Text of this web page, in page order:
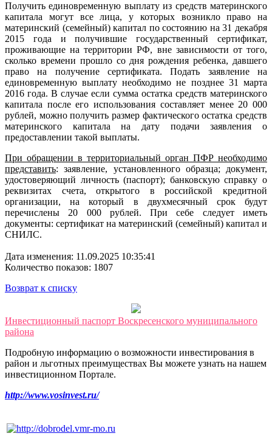
Получить единовременную выплату из средств материнского
капитала могут все лица, у которых возникло право на
материнский (семейный) капитал по состоянию на 31 декабря
2015 года и получившие государственный сертификат,
проживающие на территории РФ, вне зависимости от того,
сколько времени прошло со дня рождения ребенка, давшего
право на получение сертификата. Подать заявление на
единовременную выплату необходимо не позднее 31 марта
2016 года. В случае если сумма остатка средств материнского
капитала после его использования составляет менее 20 000
рублей, можно получить размер фактического остатка средств
материнского капитала на дату подачи заявления о
предоставлении такой выплаты.
При обращении в территориальный орган ПФР необходимо
представить: заявление, установленного образца; документ,
удостоверяющий личность (паспорт); банковскую справку о
реквизитах счета, открытого в российской кредитной
организации, на который в двухмесячный срок будут
перечислены 20 000 рублей. При себе следует иметь
документы: сертификат на материнский (семейный) капитал и
СНИЛС.
Дата изменения: 11.09.2025 10:35:41
Количество показов: 1807
Возврат к списку
Инвестиционный паспорт Воскресенского муниципального
района
Подробную информацию о возможности инвестирования в
район и льготных преимуществах Вы можете узнать на нашем
инвестиционном Портале.
http://www.vosinvest.ru/